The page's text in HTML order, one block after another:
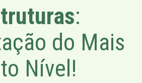
:
do Mais
Nível!